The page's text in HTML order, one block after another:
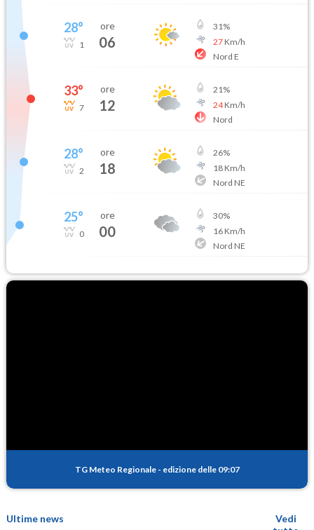
28°
1
ore
06
31%
27Km/h
Nord E
33°
7
ore
12
21%
24Km/h
Nord
28°
2
ore
18
26%
18Km/h
Nord NE
25°
0
ore
00
30%
16Km/h
Nord NE
TG Meteo Regionale - edizione delle 09:07
Ultime news
Vedi